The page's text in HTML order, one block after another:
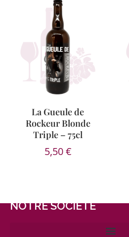
La Gueule de
Rockeur Blonde
Triple – 75cl
5,50€
NOTRE SOCIÉTÉ